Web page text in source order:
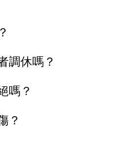
調休嗎？
嗎？
？